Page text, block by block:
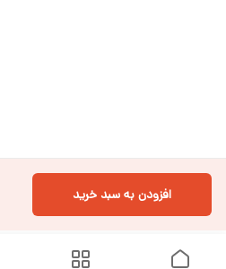
افزودن به سبد خرید